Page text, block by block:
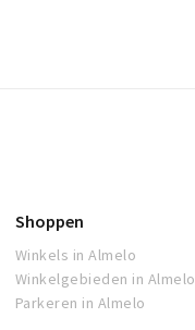
Shoppen
Winkels in Almelo
Winkelgebieden in Almelo
Parkeren in Almelo